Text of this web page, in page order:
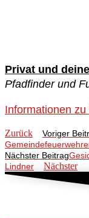
Privat und
Pfadfinder und
Informationen zu
Zurück Voriger
Nächster Beitrag
Lindner
Nächster